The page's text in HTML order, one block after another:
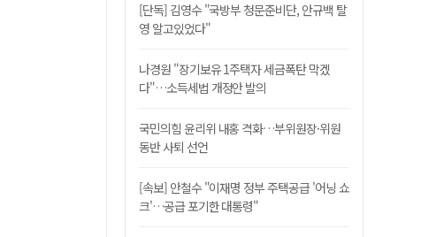
[단독] 김영수 "국방부 청문준비단, 안규백 탈
영 알고있었다"
나경원 "장기보유 1주택자 세금폭탄 막겠
다"…소득세법 개정안 발의
국민의힘 윤리위 내홍 격화…부위원장·위원
동반 사퇴 선언
[속보] 안철수 "이재명 정부 주택공급 '어닝 쇼
크'…공급 포기한 대통령"